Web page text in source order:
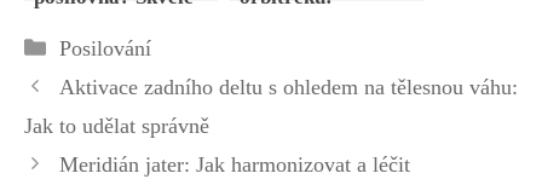
posilovací koktejly
Rubriky
Posilování
Aktivace zadního deltu s ohledem na tělesnou váhu:
Jak to udělat správně
Meridián jater: Jak harmonizovat a léčit